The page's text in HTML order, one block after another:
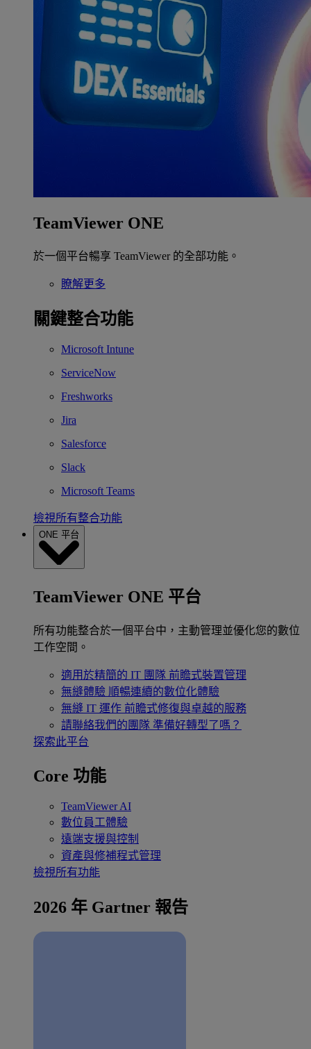
TeamViewer ONE
於一個平台暢享 TeamViewer 的全部功能。
瞭解更多
關鍵整合功能
Microsoft Intune
ServiceNow
Freshworks
Jira
Salesforce
Slack
Microsoft Teams
檢視所有整合功能
ONE 平台
TeamViewer ONE 平台
所有功能整合於一個平台中，主動管理並優化您的數位
工作空間。
適用於精簡的 IT 團隊 前瞻式裝置管理
無縫體驗 順暢連續的數位化體驗
無縫 IT 運作 前瞻式修復與卓越的服務
請聯絡我們的團隊 準備好轉型了嗎？
探索此平台
Core 功能
TeamViewer AI
數位員工體驗
遠端支援與控制
資產與修補程式管理
檢視所有功能
2026 年 Gartner 報告